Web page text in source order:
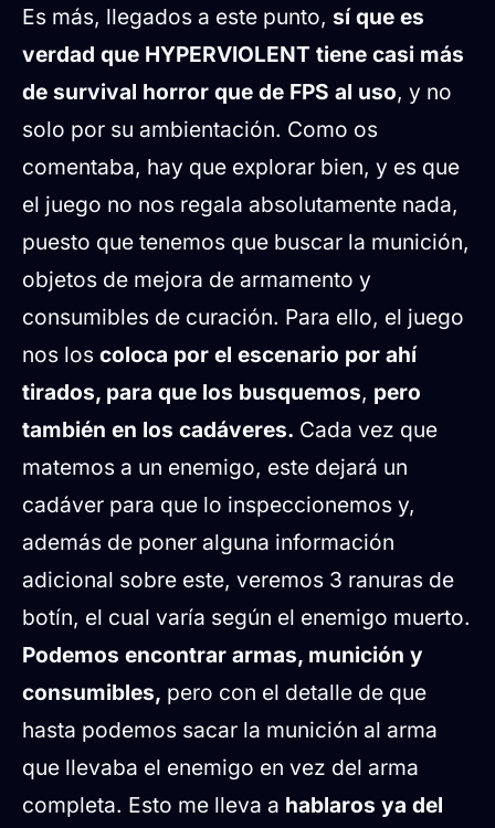
Es más, llegados a este punto, sí que es
verdad que HYPERVIOLENT tiene casi más
de survival horror que de FPS al uso, y no
solo por su ambientación. Como os
comentaba, hay que explorar bien, y es que
el juego no nos regala absolutamente nada,
puesto que tenemos que buscar la munición,
objetos de mejora de armamento y
consumibles de curación. Para ello, el juego
nos los coloca por el escenario por ahí
tirados, para que los busquemos, pero
también en los cadáveres. Cada vez que
matemos a un enemigo, este dejará un
cadáver para que lo inspeccionemos y,
además de poner alguna información
adicional sobre este, veremos 3 ranuras de
botín, el cual varía según el enemigo muerto.
Podemos encontrar armas, munición y
consumibles, pero con el detalle de que
hasta podemos sacar la munición al arma
que llevaba el enemigo en vez del arma
completa. Esto me lleva a hablaros ya del